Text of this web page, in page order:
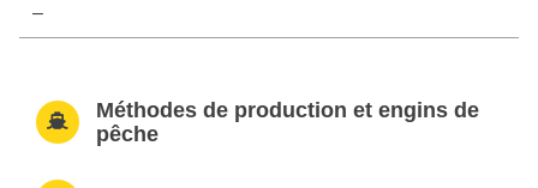
–
Méthodes de production et engins de
pêche